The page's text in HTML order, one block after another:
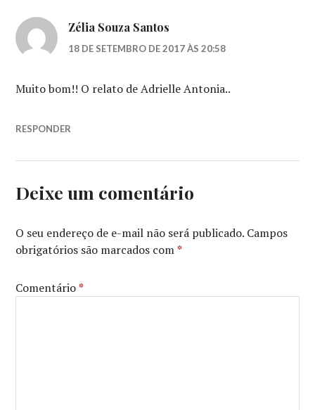
Zélia Souza Santos
18 DE SETEMBRO DE 2017 ÀS 20:58
Muito bom!! O relato de Adrielle Antonia..
RESPONDER
Deixe um comentário
O seu endereço de e-mail não será publicado. Campos
obrigatórios são marcados com*
Comentário*